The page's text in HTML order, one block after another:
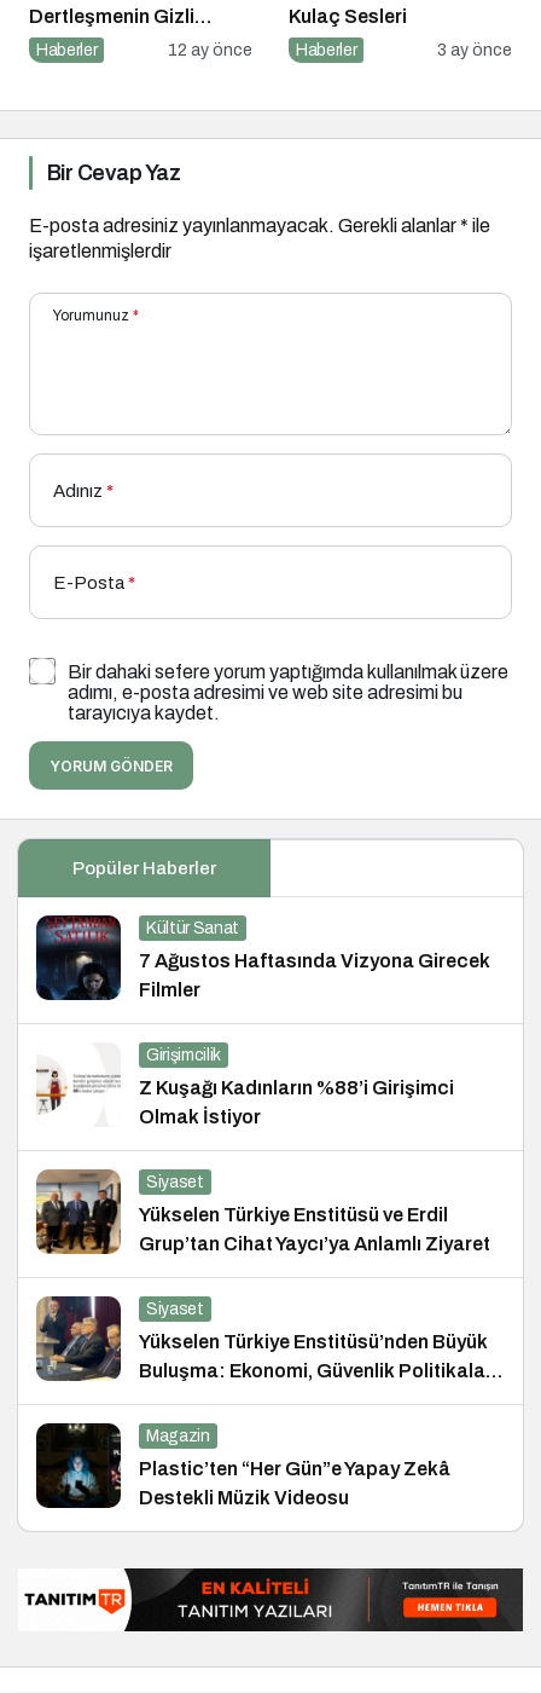
Dertleşmenin Gizli
Tehlikeleri
Haberler 12 ay önce
Kulaç Sesleri
Haberler 3 ay önce
Bir Cevap Yaz
E-posta adresiniz yayınlanmayacak. Gerekli alanlar* ile
işaretlenmişlerdir
Yorumunuz *
Adınız *
E-Posta*
Bir dahaki sefere yorum yaptığımda kullanılmak üzere
adımı, e-posta adresimi ve web site adresimi bu
tarayıcıya kaydet.
YORUM GÖNDER
Popüler Haberler
Kültür Sanat
7 Ağustos Haftasında Vizyona Girecek
Filmler
Girişimcilik
Z Kuşağı Kadınların %88’i Girişimci
Olmak İstiyor
Siyaset
Yükselen Türkiye Enstitüsü ve Erdil
Grup’tan Cihat Yaycı’ya Anlamlı Ziyaret
Siyaset
Yükselen Türkiye Enstitüsü’nden Büyük
Buluşma: Ekonomi, Güvenlik Politikaları
ve Hukuk Konferansı
Magazin
Plastic’ten “Her Gün”e Yapay Zekâ
Destekli Müzik Videosu